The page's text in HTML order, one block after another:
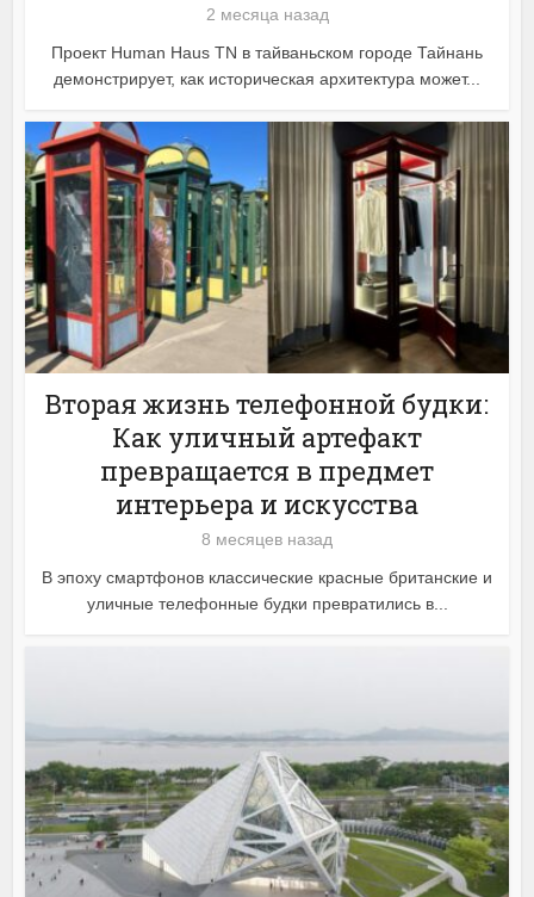
2 месяца назад
Проект Human Haus TN в тайваньском городе Тайнань
демонстрирует, как историческая архитектура может...
Вторая жизнь телефонной будки:
Как уличный артефакт
превращается в предмет
интерьера и искусства
8 месяцев назад
В эпоху смартфонов классические красные британские и
уличные телефонные будки превратились в...